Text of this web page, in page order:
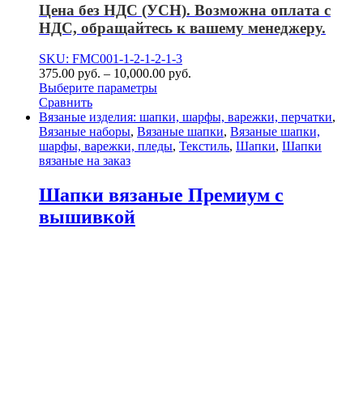
Цена без НДС (УСН). Возможна оплата с
НДС, обращайтесь к вашему менеджеру.
SKU: FMC001-1-2-1-2-1-3
375.00 руб. – 10,000.00 руб.
Выберите параметры
Сравнить
Вязаные изделия: шапки, шарфы, варежки, перчатки,
Вязаные наборы, Вязаные шапки, Вязаные шапки,
шарфы, варежки, пледы, Текстиль, Шапки, Шапки
вязаные на заказ
Шапки вязаные Премиум с
вышивкой